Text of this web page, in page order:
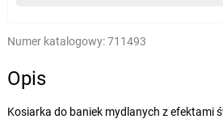
Numer katalogowy:711493
Opis
Kosiarka do baniek mydlanych z efektami